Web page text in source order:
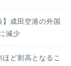
】成田空港の外国
減少
ど割高となるこ